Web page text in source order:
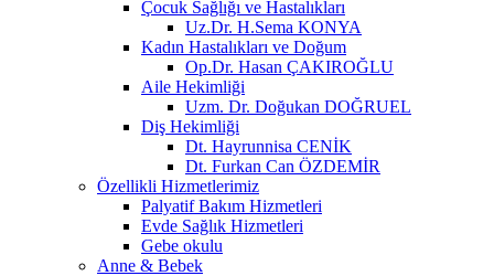
Çocuk Sağlığı ve Hastalıkları
Uz.Dr. H.Sema KONYA
Kadın Hastalıkları ve Doğum
Op.Dr. Hasan ÇAKIROĞLU
Aile Hekimliği
Uzm. Dr. Doğukan DOĞRUEL
Diş Hekimliği
Dt. Hayrunnisa CENİK
Dt. Furkan Can ÖZDEMİR
Özellikli Hizmetlerimiz
Palyatif Bakım Hizmetleri
Evde Sağlık Hizmetleri
Gebe okulu
Anne & Bebek